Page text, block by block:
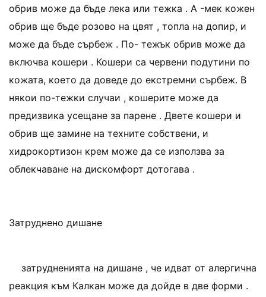
обрив може да бъде лека или тежка . A -мек кожен
обрив ще бъде розово на цвят , топла на допир, и
може да бъде сърбеж . По- тежък обрив може да
включва кошери . Кошери са червени подутини по
кожата, което да доведе до екстремни сърбеж. В
някои по-тежки случаи , кошерите може да
предизвика усещане за парене . Двете кошери и
обрив ще замине на техните собствени, и
хидрокортизон крем може да се използва за
облекчаване на дискомфорт дотогава .
Затруднено дишане
затрудненията на дишане , че идват от алергична
реакция към Калкан може да дойде в две форми .